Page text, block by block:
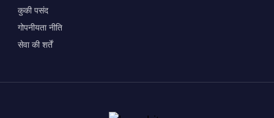
कुकी पसंद
गोपनीयता नीति
सेवा की शर्तें